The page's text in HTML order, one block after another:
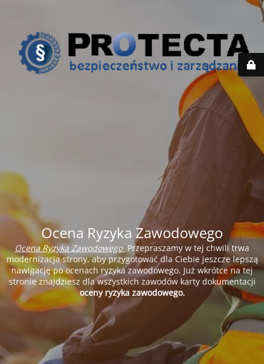
Ocena Ryzyka Zawodowego
Ocena Ryzyka ZawodowegoPrzepraszamy w tej chwili trwa
modernizacja strony, aby przygotować dla Ciebie jeszcze lepszą
nawigację po ocenach ryzyka zawodowego. Już wkrótce na tej
stronie znajdziesz dla wszystkich zawodów karty dokumentacji
oceny ryzyka zawodowego.